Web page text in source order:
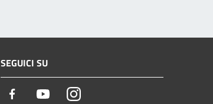
SEGUICI SU
Facebook YoutubeInstagram